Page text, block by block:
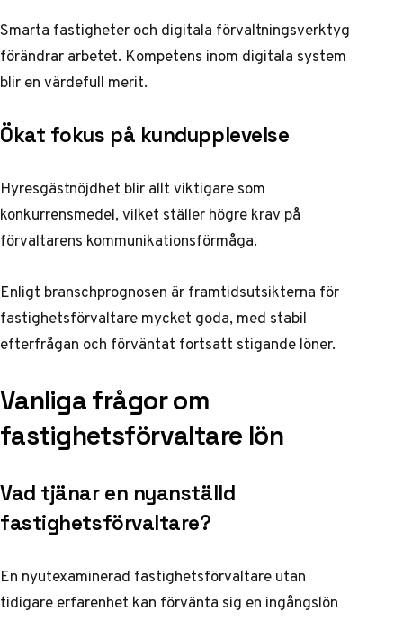
Smarta fastigheter och digitala förvaltningsverktyg
förändrar arbetet. Kompetens inom digitala system
blir en värdefull merit.
Ökat fokus på kundupplevelse
Hyresgästnöjdhet blir allt viktigare som
konkurrensmedel, vilket ställer högre krav på
förvaltarens kommunikationsförmåga.
Enligt branschprognosen är framtidsutsikterna för
fastighetsförvaltare mycket goda, med stabil
efterfrågan och förväntat fortsatt stigande löner.
Vanliga frågor om
fastighetsförvaltare lön
Vad tjänar en nyanställd
fastighetsförvaltare?
En nyutexaminerad fastighetsförvaltare utan
tidigare erfarenhet kan förvänta sig en ingångslön